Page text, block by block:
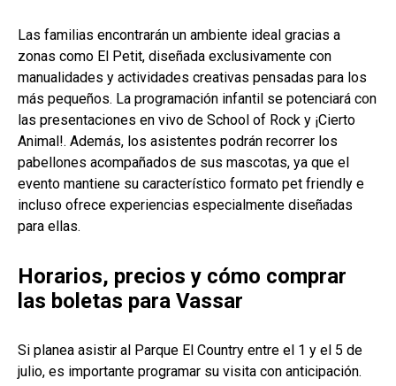
Las familias encontrarán un ambiente ideal gracias a
zonas como El Petit, diseñada exclusivamente con
manualidades y actividades creativas pensadas para los
más pequeños. La programación infantil se potenciará con
las presentaciones en vivo de School of Rock y ¡Cierto
Animal!. Además, los asistentes podrán recorrer los
pabellones acompañados de sus mascotas, ya que el
evento mantiene su característico formato pet friendly e
incluso ofrece experiencias especialmente diseñadas
para ellas.
Horarios, precios y cómo comprar
las boletas para Vassar
Si planea asistir al Parque El Country entre el 1 y el 5 de
julio, es importante programar su visita con anticipación.